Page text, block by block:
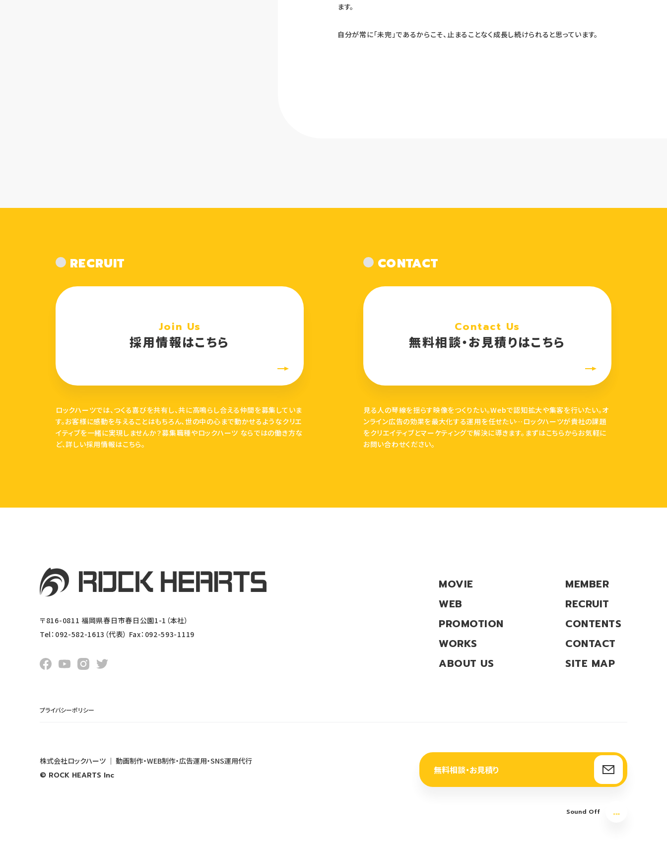
Sound Off
ます。
自分が常に「未完」であるからこそ、止まることなく成長し続けられると思っています。
RECRUIT
Join Us
採用情報はこちら
ロックハーツでは、つくる喜びを共有し、共に高鳴らし合える仲間を募集していま
す。お客様に感動を与えることはもちろん、世の中の心まで動かせるようなクリエ
イティブを一緒に実現しませんか？募集職種やロックハーツ ならではの働き方な
ど、詳しい採用情報はこちら。
CONTACT
Contact Us
無料相談・お見積りはこちら
見る人の琴線を揺らす映像をつくりたい。Webで認知拡大や集客を行いたい。オ
ンライン広告の効果を最大化する運用を任せたい…ロックハーツが貴社の課題
をクリエイティブとマーケティングで解決に導きます。まずはこちらからお気軽に
お問い合わせください。
MOVIE
MEMBER
WEB
RECRUIT
PROMOTION
CONTENTS
WORKS
CONTACT
ABOUT US
SITE MAP
プライバシーポリシー
〒816-0811 福岡県春日市春日公園1-1（本社）
Tel：092-582-1613（代表） Fax：092-593-1119
無料相談・お見積り
株式会社ロックハーツ ｜ 動画制作・WEB制作・広告運用・SNS運用代行
© ROCK HEARTS Inc